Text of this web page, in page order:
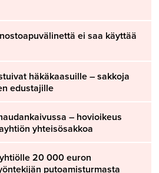
ei saa käyttää
häkäkaasuille – sakkoja
edustajille
– hovioikeus
yhteisösakkoa
20 000 euron
putoamisturmasta